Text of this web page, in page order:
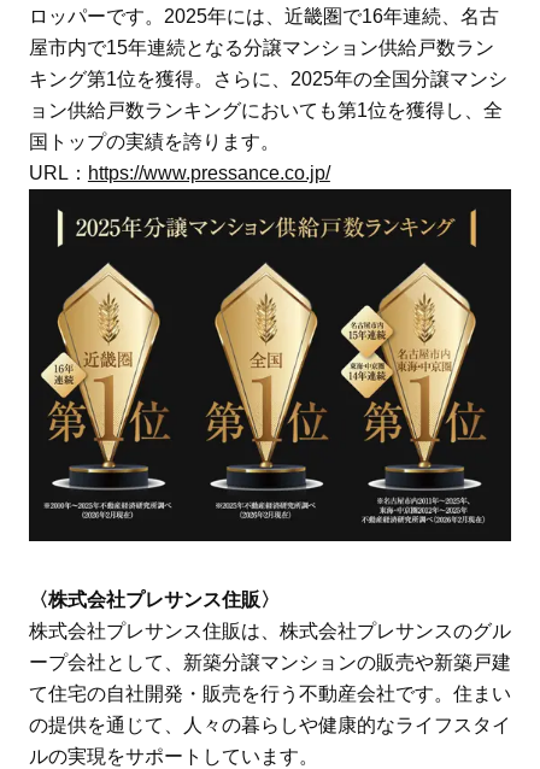
ロッパーです。2025年には、近畿圏で16年連続、名古
屋市内で15年連続となる分譲マンション供給戸数ラン
キング第1位を獲得。さらに、2025年の全国分譲マンシ
ョン供給戸数ランキングにおいても第1位を獲得し、全
国トップの実績を誇ります。
URL： https://www.pressance.co.jp/
〈株式会社プレサンス住販〉
株式会社プレサンス住販は、株式会社プレサンスのグル
ープ会社として、新築分譲マンションの販売や新築戸建
て住宅の自社開発・販売を行う不動産会社です。住まい
の提供を通じて、人々の暮らしや健康的なライフスタイ
ルの実現をサポートしています。